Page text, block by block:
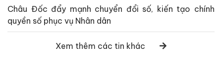
Châu Đốc đẩy mạnh chuyển đổi số, kiến tạo chính
quyền số phục vụ Nhân dân
Xem thêm các tin khác